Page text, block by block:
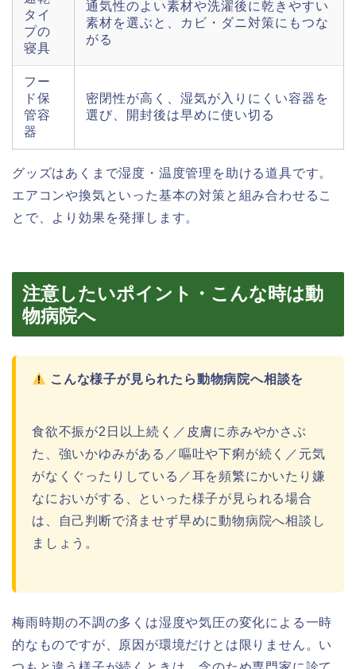
タイ
プの
寝具
通気性のよい素材や洗濯後に乾きやすい
素材を選ぶと、カビ・ダニ対策にもつな
がる
フー
ド保
管容
器
密閉性が高く、湿気が入りにくい容器を
選び、開封後は早めに使い切る
グッズはあくまで湿度・温度管理を助ける道具です。
エアコンや換気といった基本の対策と組み合わせるこ
とで、より効果を発揮します。
注意したいポイント・こんな時は動
物病院へ
こんな様子が見られたら動物病院へ相談を
食欲不振が2日以上続く／皮膚に赤みやかさぶ
た、強いかゆみがある／嘔吐や下痢が続く／元気
がなくぐったりしている／耳を頻繁にかいたり嫌
なにおいがする、といった様子が見られる場合
は、自己判断で済ませず早めに動物病院へ相談し
ましょう。
梅雨時期の不調の多くは湿度や気圧の変化による一時
的なものですが、原因が環境だけとは限りません。い